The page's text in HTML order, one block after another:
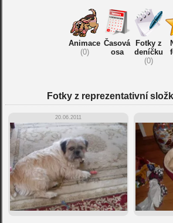
Animace
(0)
Časová
osa
Fotky z
deníčku
(0)
Fotky z reprezentativní
20.06.2011